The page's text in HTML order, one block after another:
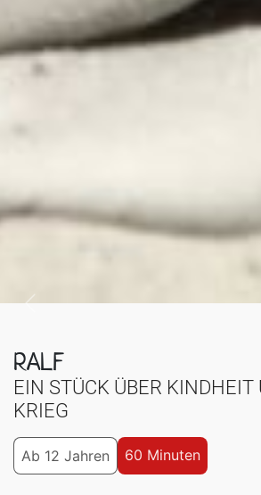
RALF
EIN STÜCK ÜBER KINDHEIT
KRIEG
Ab 12 Jahren 60 Minuten